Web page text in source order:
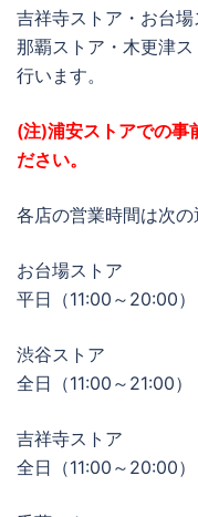
吉祥寺ストア・お台
那覇ストア・木更津
行います。
(注)浦安ストアでの事
ださい。
各店の営業時間は次の
お台場ストア
平日（11:00～20:00
渋谷ストア
全日（11:00～21:00）
吉祥寺ストア
全日（11:00～20:00）